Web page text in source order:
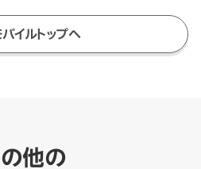
イルトップへ
他の